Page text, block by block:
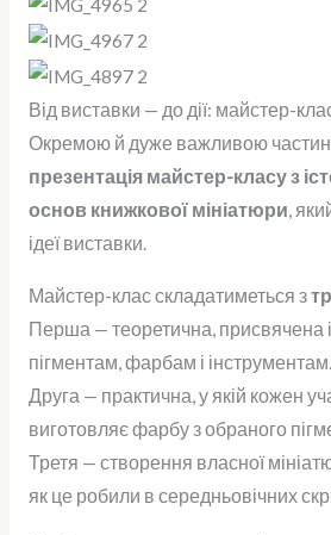
Від виставки — до дії: майстер-
Окремою й дуже важливою
презентація майстер-класу з
основ книжкової мініатюри,
ідеї виставки.
Майстер-клас складатиметься з
Перша — теоретична, присвячена
пігментам, фарбам і інструментам.
Друга — практична, у якій кожен
виготовляє фарбу з обраного
Третя — створення власної
як це робили в середньовічних